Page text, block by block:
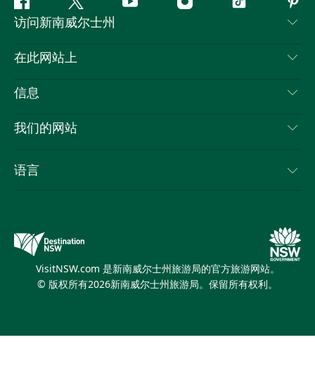
Facebook叽
叽
喳
YouTube Instagram抖
访问新南威尔士州
联系我们
隐私
Cookie 通知
在此网站上
目的地
新南威尔士州公路旅行
活动
信息
旅行信息
新南威尔士州的商业
我们的网站
新南威尔士州旅游局媒体中心
缤纷悉尼灯光音乐节
语言
VisitNSW.com 是新南威尔士州旅游局的官方旅游网站。
© 版权所有2026新南威尔士州旅游局。保留所有权利。